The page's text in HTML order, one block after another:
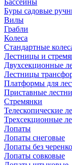
Бассейны
Буры садовые
Вилы
Грабли
Колеса
Стандартные
Лестницы и
Двухсекционные
Лестницы
Платформы для
Приставные
Стремянки
Телескопические
Трехсекционные
Лопаты
Лопаты снеговые
Лопаты без
Лопаты совковые